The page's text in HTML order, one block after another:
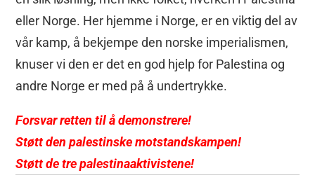
eller Norge. Her hjemme i Norge, er en viktig del av
vår kamp, å bekjempe den norske imperialismen,
knuser vi den er det en god hjelp for Palestina og
andre Norge er med på å undertrykke.
Forsvar retten til å demonstrere!
Støtt den palestinske motstandskampen!
Støtt de tre palestinaaktivistene!